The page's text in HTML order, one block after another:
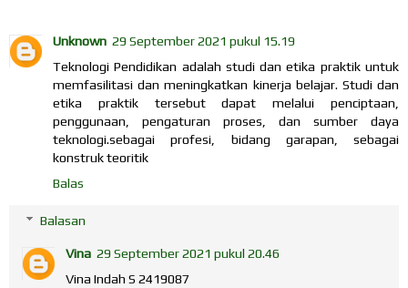
Unknown 29 September 2021 pukul 15.19
Teknologi Pendidikan adalah studi dan etika praktik untuk
memfasilitasi dan meningkatkan kinerja belajar. Studi dan
etika praktik tersebut dapat melalui penciptaan,
penggunaan, pengaturan proses, dan sumber daya
teknologi.sebagai profesi, bidang garapan, sebagai
konstruk teoritik
Balas
Balasan
Vina 29 September 2021 pukul 20.46
Vina Indah S 2419087